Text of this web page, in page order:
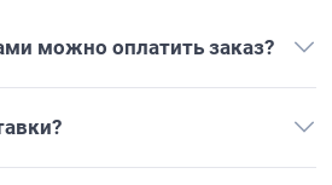
можно оплатить заказ?